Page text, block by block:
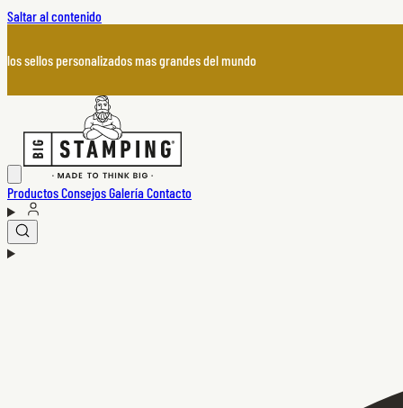
Saltar al contenido
los sellos personalizados mas grandes del mundo
ProductosConsejosGaleríaContacto